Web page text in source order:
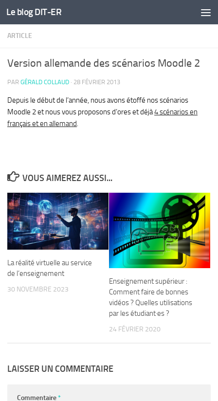
Skip to content
Le blog DIT-ER
ARTICLE
Version allemande des scénarios Moodle 2
PAR GÉRALD COLLAUD · 28 FÉVRIER 2013
Depuis le début de l’année, nous avons étoffé nos scénarios
Moodle 2 et nous vous proposons d’ores et déjà4 scénarios en
français et en allemand.
VOUS AIMEREZ AUSSI...
La réalité virtuelle au service
de l’enseignement
30 NOVEMBRE 2023
Enseignement supérieur :
Comment faire de bonnes
vidéos ? Quelles utilisations
par les étudiant·es ?
24 FÉVRIER 2020
LAISSER UN COMMENTAIRE
Commentaire*